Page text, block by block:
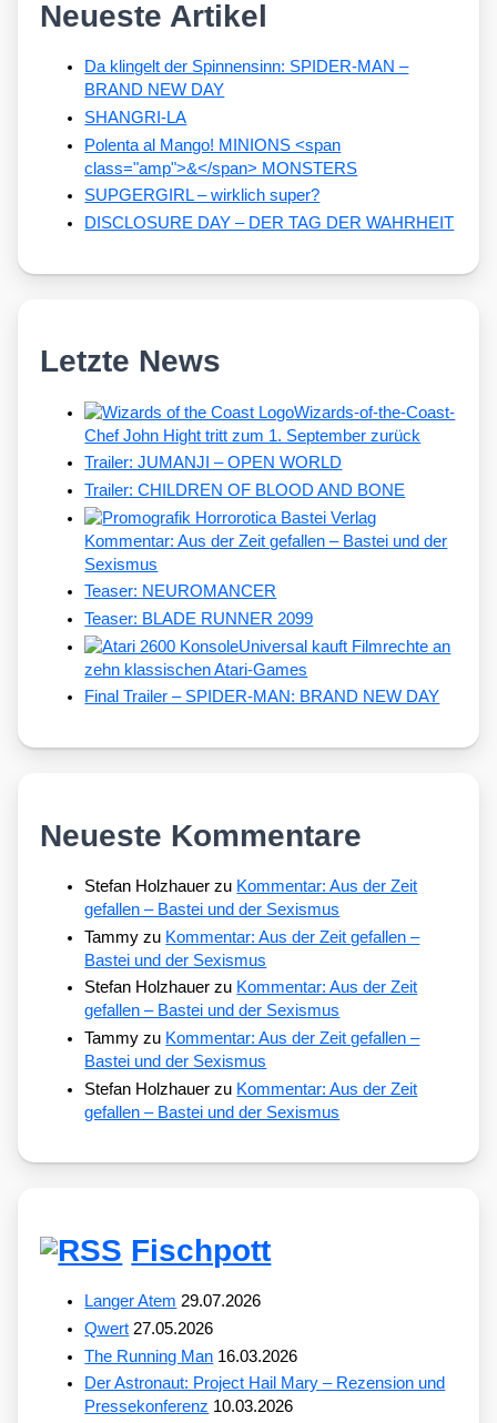
Neueste Artikel
Da klingelt der Spinnensinn: SPIDER-MAN –
BRAND NEW DAY
SHANGRI-LA
Polenta al Mango! MINIONS <span
class="amp">&</span> MONSTERS
SUPGERGIRL – wirklich super?
DISCLOSURE DAY – DER TAG DER WAHRHEIT
Letzte News
Wizards-of-the-Coast-
Chef John Hight tritt zum 1. September zurück
Trailer: JUMANJI – OPEN WORLD
Trailer: CHILDREN OF BLOOD AND BONE
Kommentar: Aus der Zeit gefallen – Bastei und der
Sexismus
Teaser: NEUROMANCER
Teaser: BLADE RUNNER 2099
Universal kauft Filmrechte an
zehn klassischen Atari-Games
Final Trailer – SPIDER-MAN: BRAND NEW DAY
Neueste Kommentare
Stefan Holzhauer zu Kommentar: Aus der Zeit
gefallen – Bastei und der Sexismus
Tammy zu Kommentar: Aus der Zeit gefallen –
Bastei und der Sexismus
Stefan Holzhauer zu Kommentar: Aus der Zeit
gefallen – Bastei und der Sexismus
Tammy zu Kommentar: Aus der Zeit gefallen –
Bastei und der Sexismus
Stefan Holzhauer zu Kommentar: Aus der Zeit
gefallen – Bastei und der Sexismus
Fischpott
Langer Atem 29.07.2026
Qwert 27.05.2026
The Running Man 16.03.2026
Der Astronaut: Project Hail Mary – Rezension und
Pressekonferenz 10.03.2026